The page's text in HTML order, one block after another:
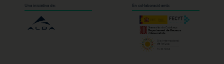
Una iniciativa de: En col·laboració amb: